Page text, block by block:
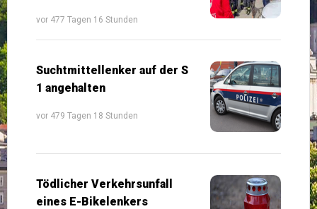
vor 477 Tagen 16 Stunden
Suchtmittellenker auf der S
1 angehalten
vor 479 Tagen 18 Stunden
Tödlicher Verkehrsunfall
eines E-Bikelenkers